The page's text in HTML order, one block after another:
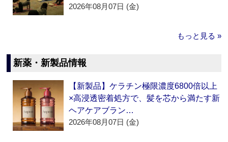
2026年08月07日 (金)
もっと見る »
新薬・新製品情報
【新製品】ケラチン極限濃度6800倍以上
×高浸透密着処方で、髪を芯から満たす新
ヘアケアブラン…
2026年08月07日 (金)